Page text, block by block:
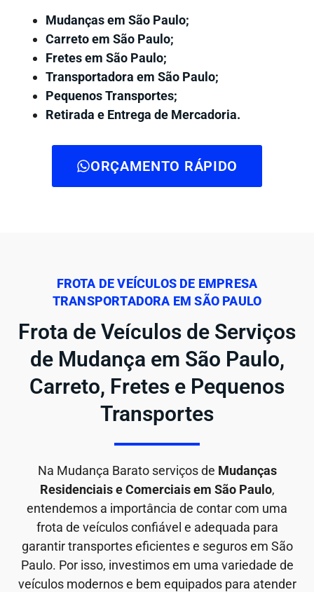
Mudanças em São Paulo;
Carreto em São Paulo;
Fretes em São Paulo;
Transportadora em São Paulo;
Pequenos Transportes;
Retirada e Entrega de Mercadoria.
ORÇAMENTO RÁPIDO
FROTA DE VEÍCULOS DE EMPRESA
TRANSPORTADORA EM SÃO PAULO
Frota de Veículos de Serviços
de Mudança em São Paulo,
Carreto, Fretes e Pequenos
Transportes
Na Mudança Barato serviços de Mudanças
Residenciais e Comerciais em São Paulo,
entendemos a importância de contar com uma
frota de veículos confiável e adequada para
garantir transportes eficientes e seguros em São
Paulo. Por isso, investimos em uma variedade de
veículos modernos e bem equipados para atender